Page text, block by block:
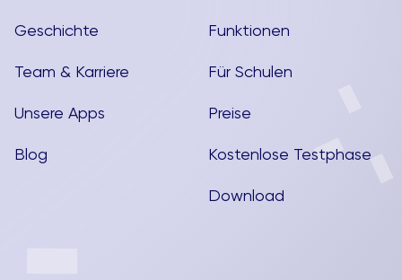
Geschichte
Team & Karriere
Unsere Apps
Blog
Funktionen
Für Schulen
Preise
Kostenlose Testphase
Download